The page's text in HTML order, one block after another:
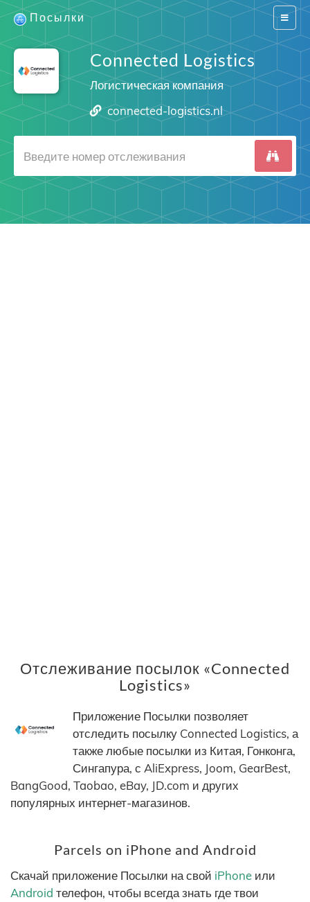
Switch
Посылки
Connected Logistics
Логистическая компания
connected-logistics.nl
Отслеживание посылок «Connected
Logistics»
Приложение Посылки позволяет
отследить посылку Connected Logistics, а
также любые посылки из Китая, Гонконга,
Сингапура, с AliExpress, Joom, GearBest,
BangGood, Taobao, eBay, JD.com и других
популярных интернет-магазинов.
Parcels on iPhone and Android
Скачай приложение Посылки на свой iPhone или
Android телефон, чтобы всегда знать где твои